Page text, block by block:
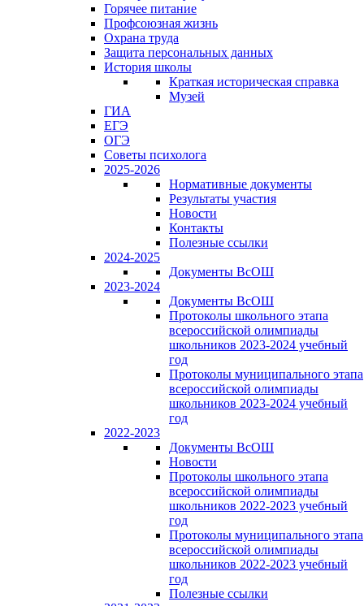
Горячее питание
Профсоюзная жизнь
Охрана труда
Защита персональных данных
История школы
Краткая историческая справка
Музей
ГИА
ЕГЭ
ОГЭ
Советы психолога
2025-2026
Нормативные документы
Результаты участия
Новости
Контакты
Полезные ссылки
2024-2025
Документы ВсОШ
2023-2024
Документы ВсОШ
Протоколы школьного этапа
всероссийской олимпиады
школьников 2023-2024 учебный
год
Протоколы муниципального этапа
всероссийской олимпиады
школьников 2023-2024 учебный
год
2022-2023
Документы ВсОШ
Новости
Протоколы школьного этапа
всероссийской олимпиады
школьников 2022-2023 учебный
год
Протоколы муниципального этапа
всероссийской олимпиады
школьников 2022-2023 учебный
год
Полезные ссылки